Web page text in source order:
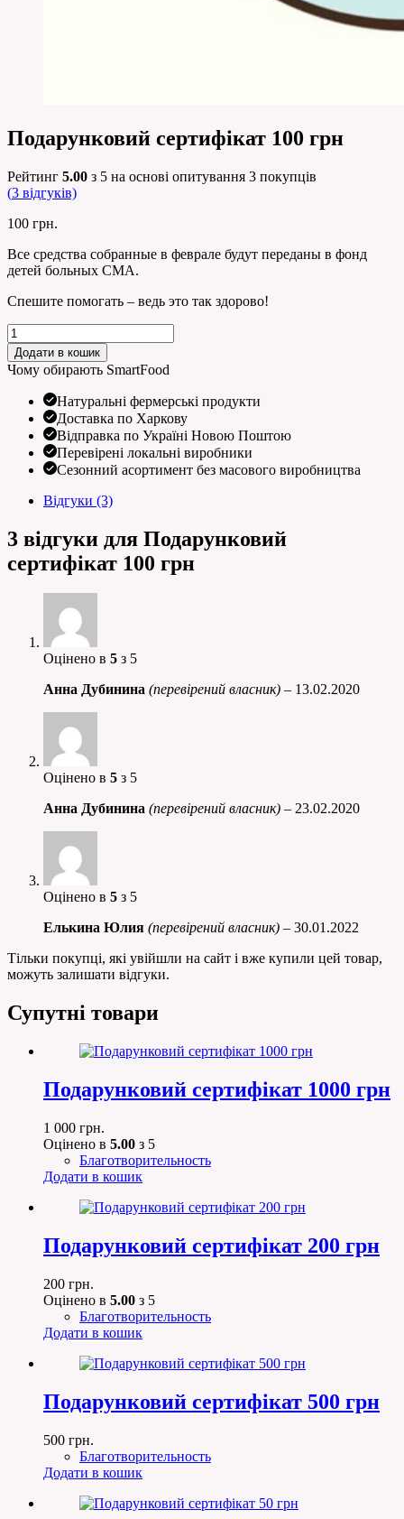
Подарунковий сертифікат 100 грн
Рейтинг 5.00 з 5 на основі опитування 3 покупців
(3 відгуків)
100 грн.
Все средства собранные в феврале будут переданы в фонд
детей больных СМА.
Спешите помогать – ведь это так здорово!
Подарунковий
сертифікат
100
грн
кількість
Додати в кошик
Чому обирають SmartFood
Натуральні фермерські продукти
Доставка по Харкову
Відправка по Україні Новою Поштою
Перевірені локальні виробники
Сезонний асортимент без масового виробництва
Відгуки (3)
3 відгуки для Подарунковий
сертифікат 100 грн
Оцінено в 5 з 5
Анна Дубинина (перевірений власник) – 13.02.2020
Оцінено в 5 з 5
Анна Дубинина (перевірений власник) – 23.02.2020
Оцінено в 5 з 5
Елькина Юлия (перевірений власник) – 30.01.2022
Тільки покупці, які увійшли на сайт і вже купили цей товар,
можуть залишати відгуки.
Супутні товари
Подарунковий сертифікат 1000 грн
1 000 грн.
Оцінено в 5.00 з 5
Благотворительность
Додати в кошик
Подарунковий сертифікат 200 грн
200 грн.
Оцінено в 5.00 з 5
Благотворительность
Додати в кошик
Подарунковий сертифікат 500 грн
500 грн.
Благотворительность
Додати в кошик